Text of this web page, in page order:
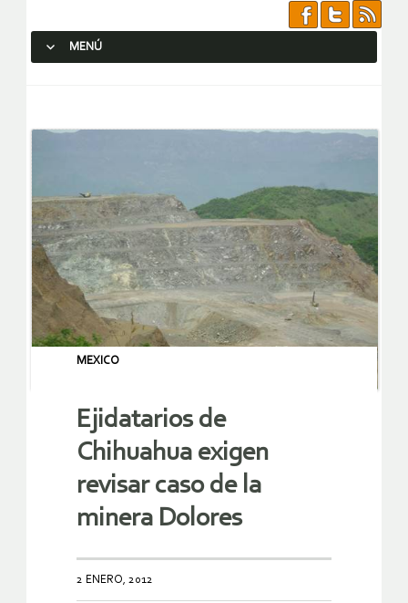
MENÚ
MEXICO
Ejidatarios de
Chihuahua exigen
revisar caso de la
minera Dolores
2 ENERO, 2012